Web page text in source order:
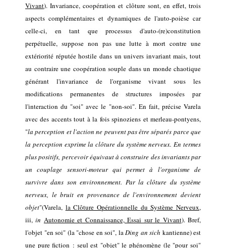
Vivant).Invariance, coopérationet clôture sont, en effet, trois
aspects complémentaireset dynamiques de l'auto-poièsecar
celle-ci, en tant que processus d'auto-(re)constitution
perpétuelle, suppose non pas une lutte à mort contre une
extériorité réputée hostile dans un univers invariant mais, tout
au contraire une coopération souple dans un monde chaotique
générant l'invariance de l'organisme vivant sous les
modifications permanentes de structures imposées par
l'interaction du "soi" avec le "non-soi". En fait, précise Varela
avec des accents tout à la fois spinoziens et merleau-pontyens,
"la perception et l'action ne peuvent pas être séparés parce que
la perception exprime la clôture du système nerveux. En termes
plus positifs, percevoir équivaut à construire des invariants par
un couplage sensori-moteur qui permet à l'organisme de
survivre dans son environnement. Par la clôture du système
nerveux, le bruit en provenance de l'environnement devient
objet"(Varela, la Clôture Opérationnelle du Système Nerveux,
iii, in Autonomie et Connaissance, Essai sur le Vivant).Bref,
l'objet "en soi" (la "chose en soi", laDing an sich kantienne) est
une pure fiction : seul est "objet" le phénomène (le "pour soi"